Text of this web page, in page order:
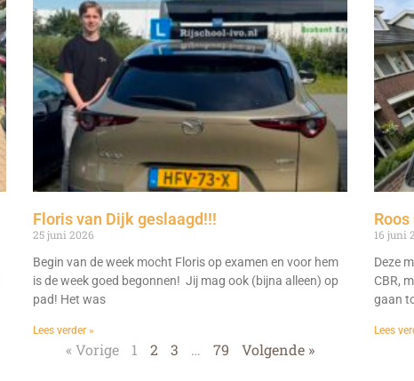
Floris van Dijk geslaagd!!!
25 juni 2026
Begin van de week mocht Floris op examen en voor hem
is de week goed begonnen! Jij mag ook (bijna alleen) op
pad! Het was
Lees verder »
16 juni
Deze
CBR,
gaan
Lees
« Vorige 1 2 3 … 79 Volgende »